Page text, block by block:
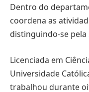
Dentro do
coordena as
distinguindo-se pela
Licenciada em
Universidade
trabalhou durante